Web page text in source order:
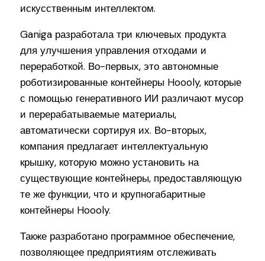
искусственным интеллектом.
Ganiga разработала три ключевых продукта
для улучшения управления отходами и
переработкой. Во-первых, это автономные
роботизированные контейнеры Hoooly, которые
с помощью генеративного ИИ различают мусор
и перерабатываемые материалы,
автоматически сортируя их. Во-вторых,
компания предлагает интеллектуальную
крышку, которую можно установить на
существующие контейнеры, предоставляющую
те же функции, что и крупногабаритные
контейнеры Hoooly.
Также разработано программное обеспечение,
позволяющее предприятиям отслеживать